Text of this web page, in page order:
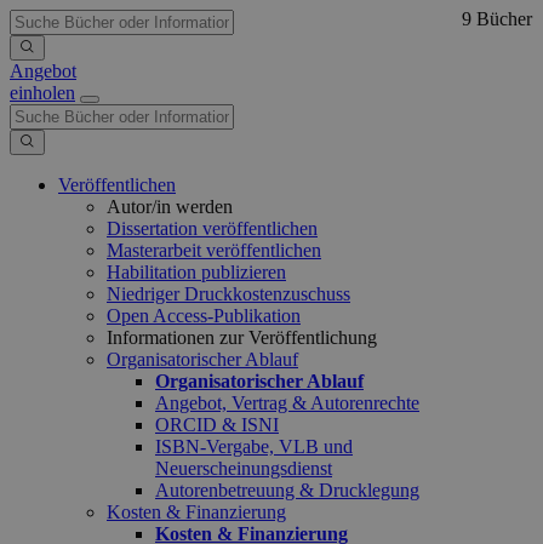
Angebot
einholen
Veröffentlichen
Autor/in werden
Dissertation veröffentlichen
Masterarbeit veröffentlichen
Habilitation publizieren
Niedriger Druckkostenzuschuss
Open Access-Publikation
Informationen zur Veröffentlichung
Organisatorischer Ablauf
Organisatorischer Ablauf
Angebot, Vertrag & Autorenrechte
ORCID & ISNI
ISBN-Vergabe, VLB und
Neuerscheinungsdienst
Autorenbetreuung & Drucklegung
Kosten & Finanzierung
Kosten & Finanzierung
9 Bücher